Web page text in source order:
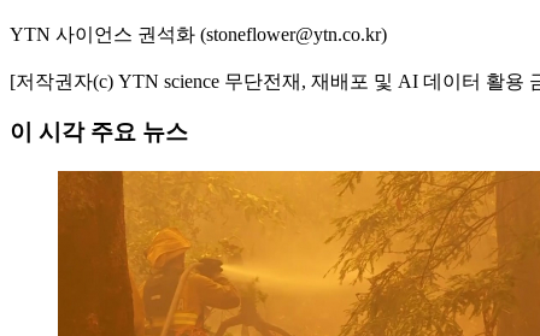
YTN 사이언스 권석화 (stoneflower@ytn.co.kr)
[저작권자(c) YTN science 무단전재, 재배포 및 AI 데이터 활용
이 시각 주요 뉴스